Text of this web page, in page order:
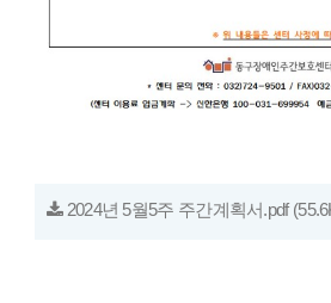
2024년 5월5주 주간계획서.pdf